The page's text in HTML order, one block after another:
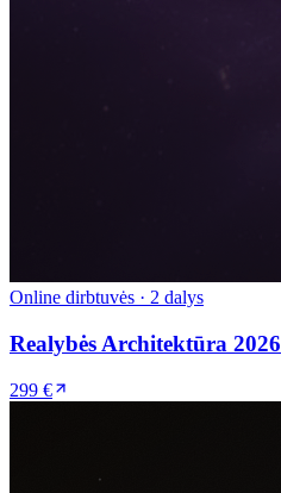
Online dirbtuvės · 2 dalys
Realybės Architektūra 2026
299 €